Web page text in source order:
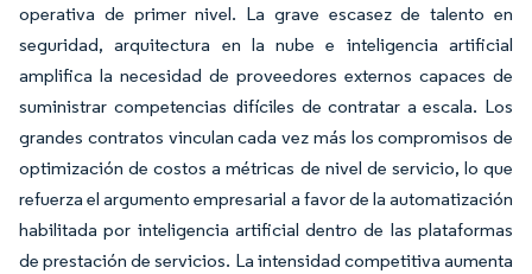
operativa de primer nivel. La grave escasez de talento en
seguridad, arquitectura en la nube e inteligencia artificial
amplifica la necesidad de proveedores externos capaces de
suministrar competencias difíciles de contratar a escala. Los
grandes contratos vinculan cada vez más los compromisos de
optimización de costos a métricas de nivel de servicio, lo que
refuerza el argumento empresarial a favor de la automatización
habilitada por inteligencia artificial dentro de las plataformas
de prestación de servicios. La intensidad competitiva aumenta